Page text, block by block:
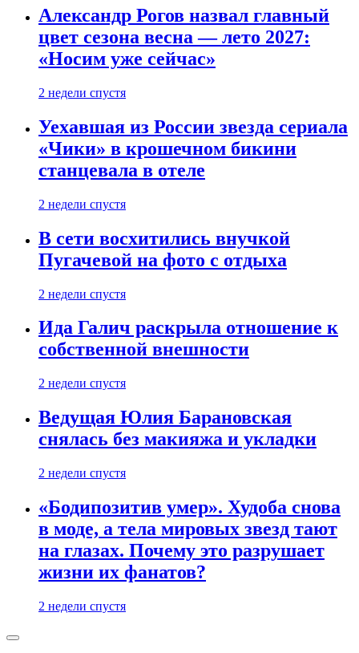
Александр Рогов назвал главный
цвет сезона весна — лето 2027:
«Носим уже сейчас»
2 недели спустя
Уехавшая из России звезда сериала
«Чики» в крошечном бикини
станцевала в отеле
2 недели спустя
В сети восхитились внучкой
Пугачевой на фото с отдыха
2 недели спустя
Ида Галич раскрыла отношение к
собственной внешности
2 недели спустя
Ведущая Юлия Барановская
снялась без макияжа и укладки
2 недели спустя
«Бодипозитив умер». Худоба снова
в моде, а тела мировых звезд тают
на глазах. Почему это разрушает
жизни их фанатов?
2 недели спустя